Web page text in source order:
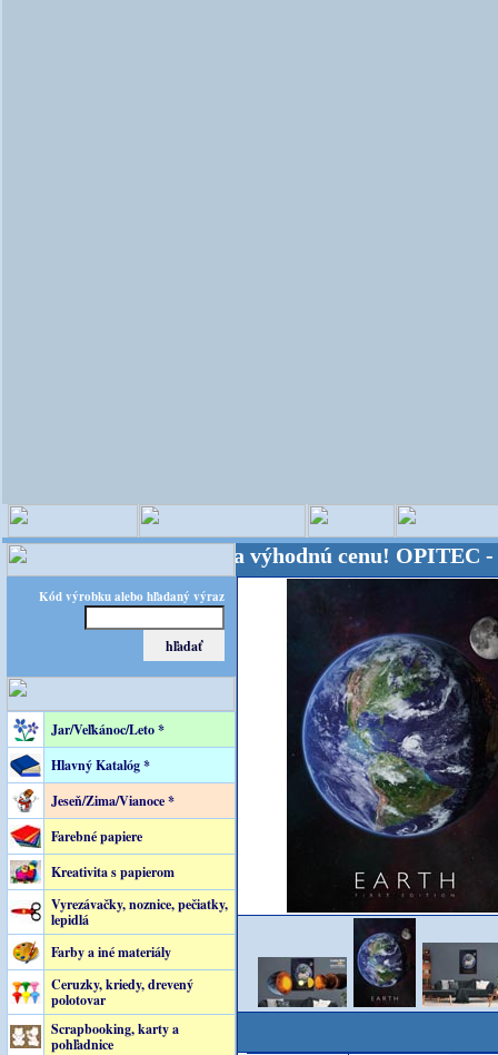
Kód výrobku alebo hľadaný výraz
Jar/Veľkánoc/Leto *
Hlavný Katalóg *
Jeseň/Zima/Vianoce *
Farebné papiere
Kreativita s papierom
Vyrezávačky, noznice, pečiatky,
lepidlá
Farby a iné materiály
Ceruzky, kriedy, drevený
polotovar
Scrapbooking, karty a
pohľadnice
- Kvalita za výhodnú cenu! OPITEC -